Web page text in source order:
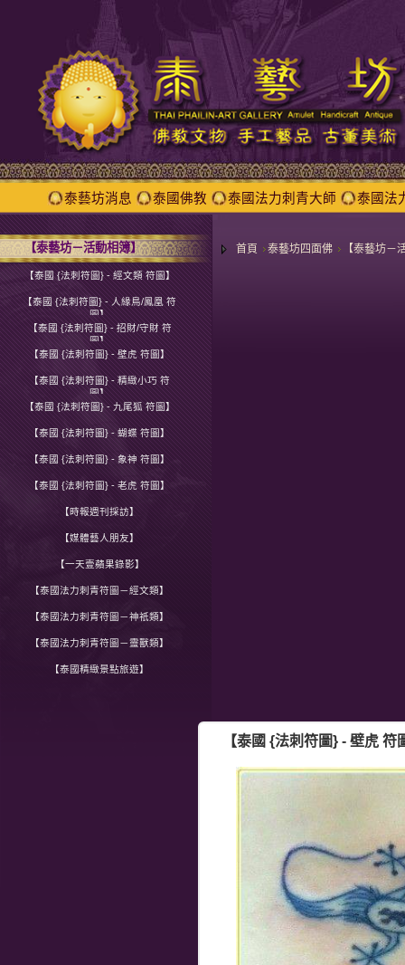
泰藝坊消息 泰國佛教 泰國法力刺青大師 泰國法
首頁 泰藝坊四面佛 【泰藝坊－
【泰藝坊－活動相簿】
【泰國 {法刺符圖} - 經文類 符圖】
【泰國 {法刺符圖} - 人緣鳥/鳳凰 符
圖】
【泰國 {法刺符圖} - 招財/守財 符
圖】
【泰國 {法刺符圖} - 壁虎 符圖】
【泰國 {法刺符圖} - 精緻小巧 符
圖】
【泰國 {法刺符圖} - 九尾狐 符圖】
【泰國 {法刺符圖} - 蝴蝶 符圖】
【泰國 {法刺符圖} - 象神 符圖】
【泰國 {法刺符圖} - 老虎 符圖】
【時報週刊採訪】
【媒體藝人朋友】
【一天壹蘋果錄影】
【泰國法力刺青符圖－經文類】
【泰國法力刺青符圖－神祇類】
【泰國法力刺青符圖－靈獸類】
【泰國精緻景點旅遊】
【泰國 {法刺符圖} - 壁虎